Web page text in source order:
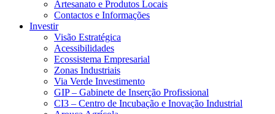
Artesanato e Produtos Locais
Contactos e Informações
Investir
Visão Estratégica
Acessibilidades
Ecossistema Empresarial
Zonas Industriais
Via Verde Investimento
GIP – Gabinete de Inserção Profissional
CI3 – Centro de Incubação e Inovação Industrial